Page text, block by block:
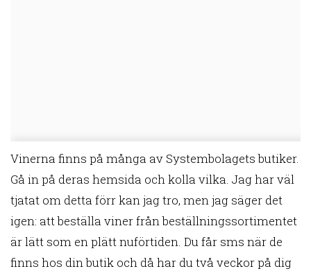
Vinerna finns på många av Systembolagets butiker.
Gå in på deras hemsida och kolla vilka. Jag har väl
tjatat om detta förr kan jag tro, men jag säger det
igen: att beställa viner från beställningssortimentet
är lätt som en plätt nuförtiden. Du får sms när de
finns hos din butik och då har du två veckor på dig